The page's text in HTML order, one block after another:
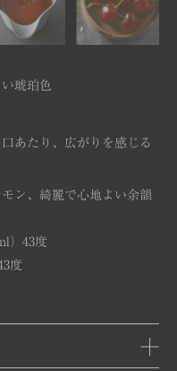
琥珀色
あたり、広がりを感じる
ン、綺麗で心地よい余韻
）43度
度